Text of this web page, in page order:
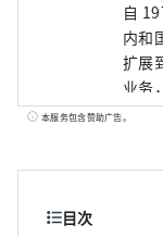
自
内和
扩展
业务
全国
本服务包含赞助广告。
目次